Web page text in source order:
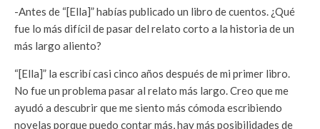
-Antes de “[Ella]” habías publicado un libro de cuentos. ¿Qué
fue lo más difícil de pasar del relato corto a la historia de un
más largo aliento?
“[Ella]” la escribí casi cinco años después de mi primer libro.
No fue un problema pasar al relato más largo. Creo que me
ayudó a descubrir que me siento más cómoda escribiendo
novelas porque puedo contar más, hay más posibilidades de